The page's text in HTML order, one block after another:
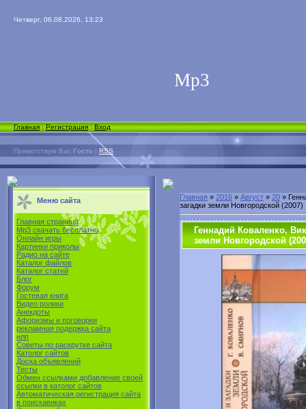
Четверг, 06.08.2026, 13:23
Мp3
Главная|Регистрация|Вход
Приветствую Вас Гость | RSS
Меню сайта
Главная страница
Mp3 скачать бесплатно
Онлайн игры
Картинки приколы
Радио на сайте
Каталог файлов
Каталог статей
Блог
Форум
Гостевая книга
Видео ролики
Анекдоты
Афоризмы и поговорки
рекламная подержка сайта
нлп
Советы по раскрутке сайта
Католог сайтов
Доска объявлений
Тесты
Обмен ссылками добавление своей
ссылки в католог сайтов
Автоматическая регистрация сайта
в поиcкавиках
Главная » 2016 » Август » 20 »
загадки земли Новгородской (2007)
Геннадий Коваленко,
земли Новгородской